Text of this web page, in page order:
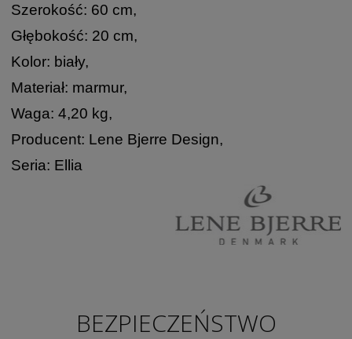
Szerokość: 60 cm,
Głębokość: 20 cm,
Kolor: biały,
Materiał: marmur,
Waga: 4,20 kg,
Producent: Lene Bjerre Design,
Seria: Ellia
BEZPIECZEŃSTWO